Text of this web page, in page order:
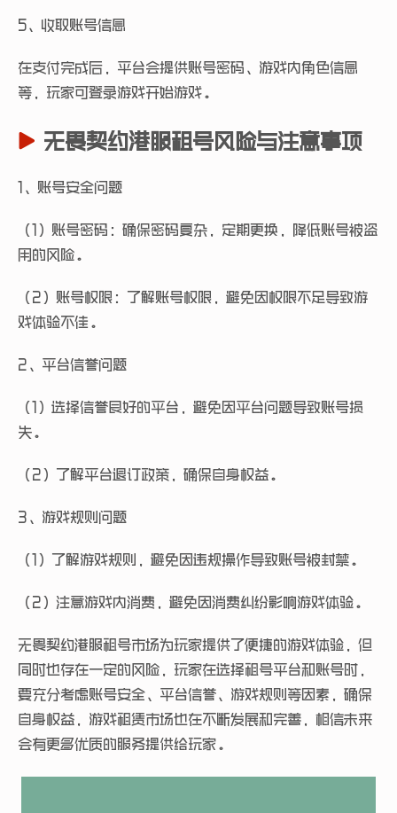
5、收取账号信息
在支付完成后，平台会提供账号密码、游戏内角色信息
等，玩家可登录游戏开始游戏。
无畏契约港服租号风险与注意事项
1、账号安全问题
（1）账号密码：确保密码复杂，定期更换，降低账号被盗
用的风险。
（2）账号权限：了解账号权限，避免因权限不足导致游
戏体验不佳。
2、平台信誉问题
（1）选择信誉良好的平台，避免因平台问题导致账号损
失。
（2）了解平台退订政策，确保自身权益。
3、游戏规则问题
（1）了解游戏规则，避免因违规操作导致账号被封禁。
（2）注意游戏内消费，避免因消费纠纷影响游戏体验。
无畏契约港服租号市场为玩家提供了便捷的游戏体验，但
同时也存在一定的风险，玩家在选择租号平台和账号时，
要充分考虑账号安全、平台信誉、游戏规则等因素，确保
自身权益，游戏租赁市场也在不断发展和完善，相信未来
会有更多优质的服务提供给玩家。